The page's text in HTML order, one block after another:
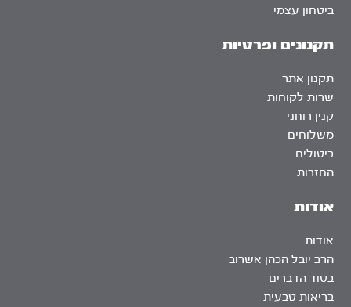
אודות
אודות
הרב יובל הכהן אשרוב
בסוד הדברים
בריאות טבעית
ביטחון עצמי
תקנונים ופרטיות
תקנון אתר
שרות לקוחות
קנין רוחני
משלוחים
ביטולים
החזרות